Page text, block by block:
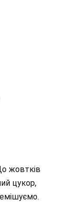
жовтків
цукор,